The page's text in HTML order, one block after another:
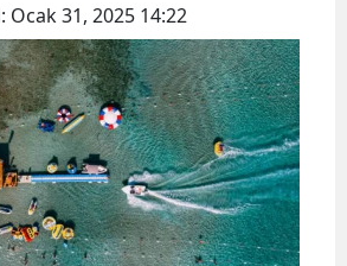
Aydın
Balıkesir
Bilecik
Bingöl
Bitlis
Ocak 31, 2025 14:22